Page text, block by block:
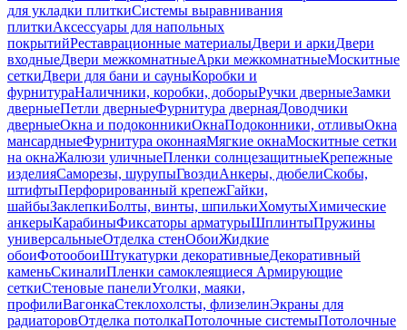
для укладки плиткиСистемы выравнивания
плиткиАксессуары для напольных
покрытийРеставрационные материалыДвери и аркиДвери
входныеДвери межкомнатныеАрки межкомнатныеМоскитные
сеткиДвери для бани и сауныКоробки и
фурнитураНаличники, коробки, доборыРучки дверныеЗамки
дверныеПетли дверныеФурнитура двернаяДоводчики
дверныеОкна и подоконникиОкнаПодоконники, отливыОкна
мансардныеФурнитура оконнаяМягкие окнаМоскитные сетки
на окнаЖалюзи уличныеПленки солнцезащитныеКрепежные
изделияСаморезы, шурупыГвоздиАнкеры, дюбелиСкобы,
штифтыПерфорированный крепежГайки,
шайбыЗаклепкиБолты, винты, шпилькиХомутыХимические
анкерыКарабиныФиксаторы арматурыШплинтыПружины
универсальныеОтделка стенОбоиЖидкие
обоиФотообоиШтукатурки декоративныеДекоративный
каменьСкиналиПленки самоклеящиеся Армирующие
сеткиСтеновые панелиУголки, маяки,
профилиВагонкаСтеклохолсты, флизелинЭкраны для
радиаторовОтделка потолкаПотолочные системыПотолочные